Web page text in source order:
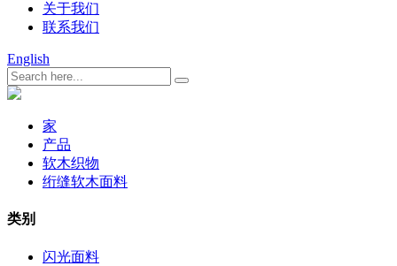
关于我们
联系我们
English
家
产品
软木织物
绗缝软木面料
类别
闪光面料